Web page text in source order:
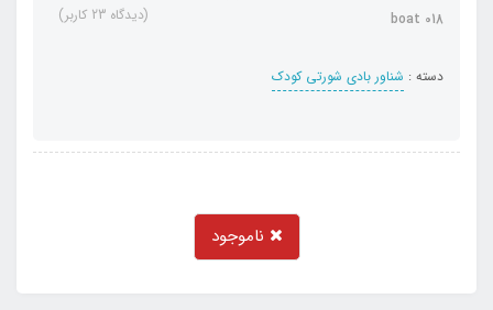
boat 018
دسته : شناور بادی شورتی کودک
(دیدگاه 23 کاربر)
ناموجود